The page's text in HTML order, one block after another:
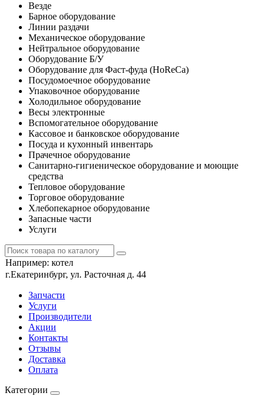
Везде
Барное оборудование
Линии раздачи
Механическое оборудование
Нейтральное оборудование
Оборудование Б/У
Оборудование для Фаст-фуда (HoReCa)
Посудомоечное оборудование
Упаковочное оборудование
Холодильное оборудование
Весы электронные
Вспомогательное оборудование
Кассовое и банковское оборудование
Посуда и кухонный инвентарь
Прачечное оборудование
Санитарно-гигиеническое оборудование и моющие
средства
Тепловое оборудование
Торговое оборудование
Хлебопекарное оборудование
Запасные части
Услуги
Например: котел
г.Екатеринбург, ул. Расточная д. 44
Запчасти
Услуги
Производители
Акции
Контакты
Отзывы
Доставка
Оплата
Категории